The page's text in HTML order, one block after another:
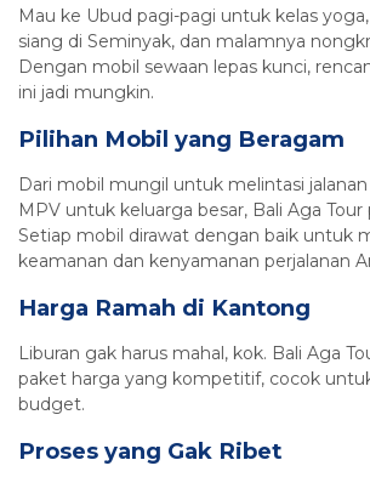
Mau ke Ubud pagi-pagi untuk kelas
siang di Seminyak, dan malamnya
Dengan mobil sewaan lepas kunci,
ini jadi mungkin.
Pilihan Mobil yang Beragam
Dari mobil mungil untuk melintasi
MPV untuk keluarga besar, Bali Aga Tour
Setiap mobil dirawat dengan baik untuk
keamanan dan kenyamanan perjalanan
Harga Ramah di Kantong
Liburan gak harus mahal, kok. Bali Aga
paket harga yang kompetitif, cocok
budget.
Proses yang Gak Ribet